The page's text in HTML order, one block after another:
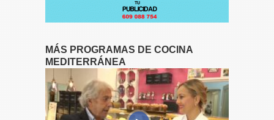
MÁS PROGRAMAS DE COCINA
MEDITERRÁNEA